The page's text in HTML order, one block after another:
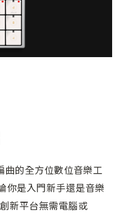
曲的全方位數位音樂工
你是入門新手還是音樂
新平台無需電腦或